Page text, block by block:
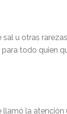
u otras
todo quien
llamó la atención